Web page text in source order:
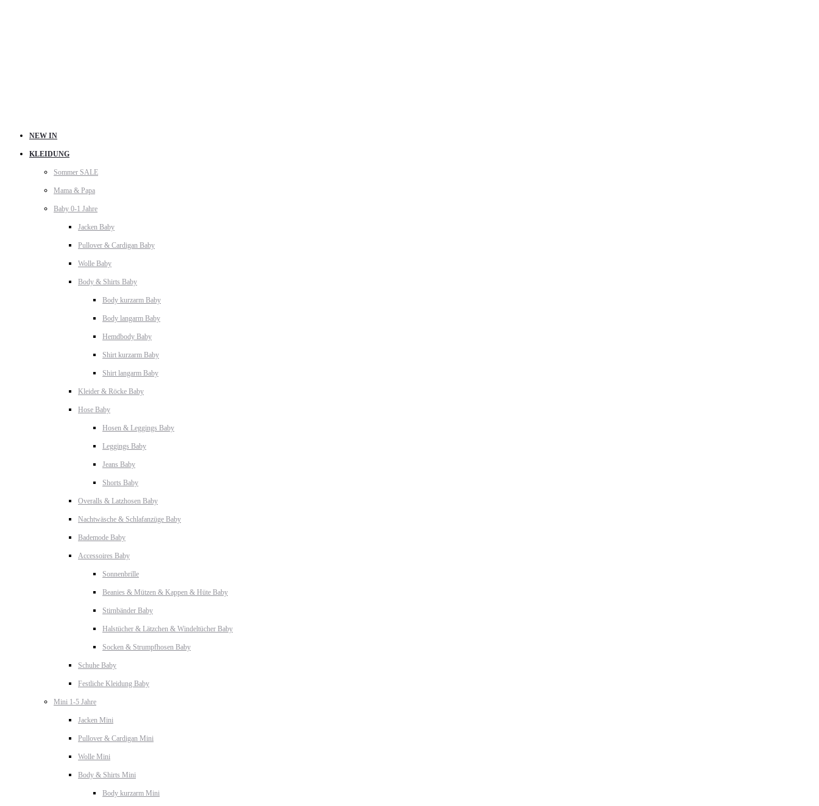
NEW IN
KLEIDUNG
Sommer SALE
Mama & Papa
Baby 0-1 Jahre
Jacken Baby
Pullover & Cardigan Baby
Wolle Baby
Body & Shirts Baby
Body kurzarm Baby
Body langarm Baby
Hemdbody Baby
Shirt kurzarm Baby
Shirt langarm Baby
Kleider & Röcke Baby
Hose Baby
Hosen & Leggings Baby
Leggings Baby
Jeans Baby
Shorts Baby
Overalls & Latzhosen Baby
Nachtwäsche & Schlafanzüge Baby
Bademode Baby
Accessoires Baby
Sonnenbrille
Beanies & Mützen & Kappen & Hüte Baby
Stirnbänder Baby
Halstücher & Lätzchen & Windeltücher Baby
Socken & Strumpfhosen Baby
Schuhe Baby
Festliche Kleidung Baby
Mini 1-5 Jahre
Jacken Mini
Pullover & Cardigan Mini
Wolle Mini
Body & Shirts Mini
Body kurzarm Mini